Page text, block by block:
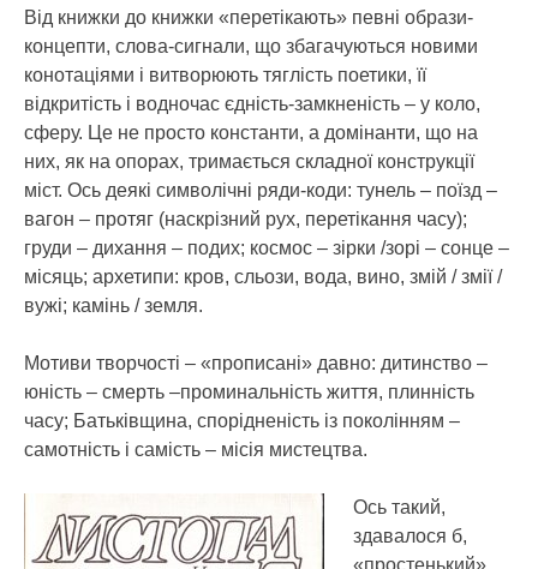
Від книжки до книжки «перетікають» певні образи-
концепти, слова-сигнали, що збагачуються новими
конотаціями і витворюють тяглість поетики, її
відкритість і водночас єдність-замкненість – у коло,
сферу. Це не просто константи, а домінанти, що на
них, як на опорах, тримається складної конструкції
міст. Ось деякі символічні ряди-коди: тунель – поїзд –
вагон – протяг (наскрізний рух, перетікання часу);
груди – дихання – подих; космос – зірки /зорі – сонце –
місяць; архетипи: кров, сльози, вода, вино, змій / змії /
вужі; камінь / земля.
Мотиви творчості – «прописані» давно: дитинство –
юність – смерть –проминальність життя, плинність
часу; Батьківщина, спорідненість із поколінням –
самотність і самість – місія мистецтва.
Ось такий,
здавалося б,
«простенький»